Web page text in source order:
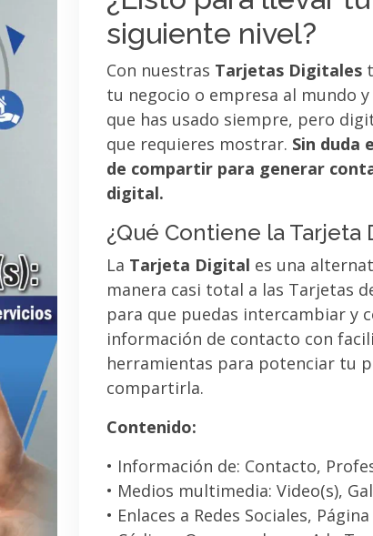
siguiente nivel?
Con nuestras Tarjetas Digitales
tu negocio o empresa al mundo
que has usado siempre, pero
que requieres mostrar. Sin duda
de compartir para generar
digital.
¿Qué Contiene la Tarjeta
La Tarjeta Digital es una
manera casi total a las Tarjetas
para que puedas intercambiar
información de contacto con
herramientas para potenciar tu
compartirla.
Contenido:
• Información de: Contacto,
• Medios multimedia: Video(s),
• Enlaces a Redes Sociales,